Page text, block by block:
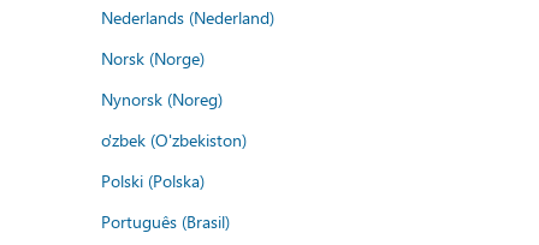
Nederlands (Nederland)
Norsk (Norge)
Nynorsk (Noreg)
o'zbek (O'zbekiston)
Polski (Polska)
Português (Brasil)